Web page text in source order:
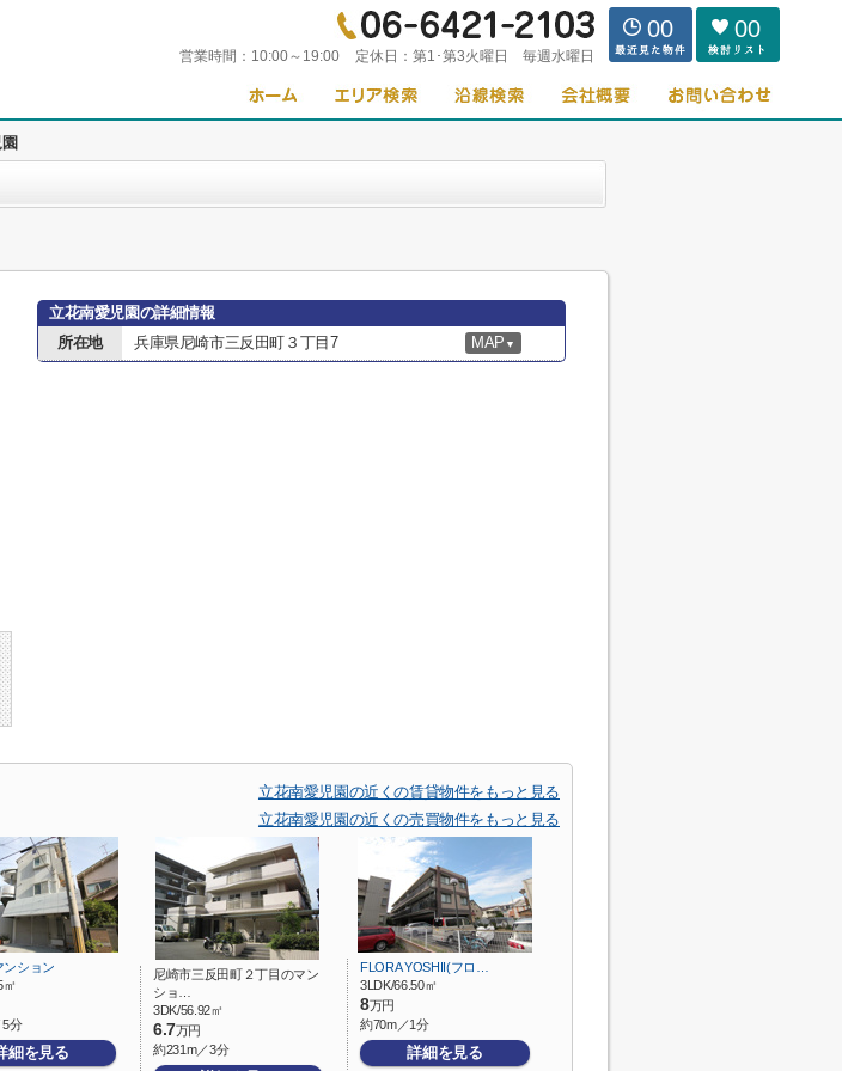
営業時間： 10:00～19:00 定休日： 第1･第3火曜日 毎週水曜日
00 00
立花南愛児園の詳細情報
所在地
兵庫県尼崎市三反田町３丁目7 MAP ▼
立花南愛児園の近くの賃貸物件をもっと見る
立花南愛児園の近くの売買物件をもっと見る
ンション
㎡
5分
細を見る
尼崎市三反田町２丁目のマン
ショ…
3DK/56.92㎡
6.7万円
約231m／3分
FLORA YOSHII(フロ…
3LDK/66.50㎡
8万円
約70m／1分
詳細を見る